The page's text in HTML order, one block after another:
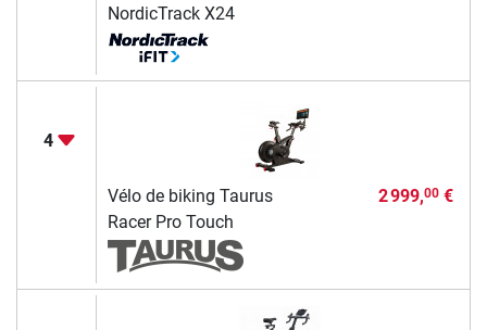
NordicTrack X24
4
Vélo de biking Taurus
Racer Pro Touch
2 999,00€